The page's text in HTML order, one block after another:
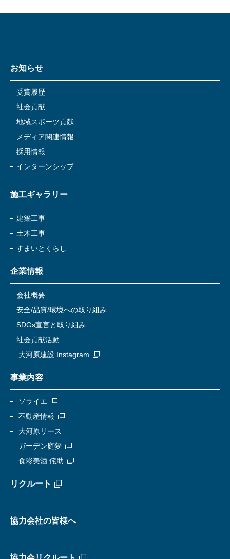
お知らせ
受賞履歴
社会貢献
地域スポーツ貢献
メディア関連情報
採用情報
インターンシップ
施工ギャラリー
建築工事
土木工事
すまいとくらし
企業情報
会社概要
安全/品質/環境への取り組み
SDGs宣言と取り組み
社会貢献活動
大河原建設 Instagram
事業内容
ソライエ
不動産情報
大河原リース
ガーデン庭夢
食彩美酒 侘助
リクルート
協力会社の皆様へ